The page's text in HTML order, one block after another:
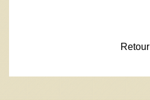
Retour